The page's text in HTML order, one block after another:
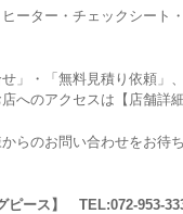
ーター・チェックシート
」・「無料見積り依頼」
へのアクセスは【店舗詳
らのお問い合わせをお待
ピース】 TEL:072-953-